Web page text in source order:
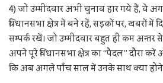
4) जो उम्मीदवार अभी चुनाव हार गये हैं, वे
विधानसभा क्षेत्र में बने रहें, सड़कों पर, खबरों
सम्पर्क रखें। जो उम्मीदवार बहुत ही कम अन्तर
अपने पूरे विधानसभा क्षेत्र का “पैदल” दौरा
कि अब अगले पाँच साल में उनके साथ क्या होने